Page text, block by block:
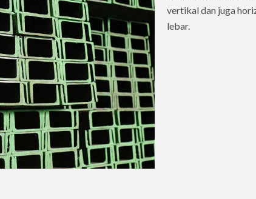
vertikal dan juga
lebar.